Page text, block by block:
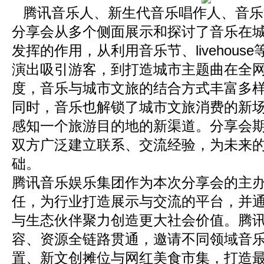
腾讯音乐人、新生代音乐唱作人、音
分享会从多个侧面展示和探讨了音乐在
发挥的作用，从利用音乐节、livehouse
演出吸引游客，到打造城市主题曲在全
度，音乐与城市文旅的结合方式丰富多
同时，音乐也解锁了城市文旅消费的新
感知一个旅游目的地的新渠道。分享会
双方广泛建立联系、交流经验，为未来
础。
腾讯音乐娱乐集团作为本次分享会的主
任，为行业打造展示与交流的平台，并
与生态伙伴聚力创造更大社会价值。腾
容、资源全链路贯通，邀请不同领域音
置、新文创摊位与网红美食市集，打造